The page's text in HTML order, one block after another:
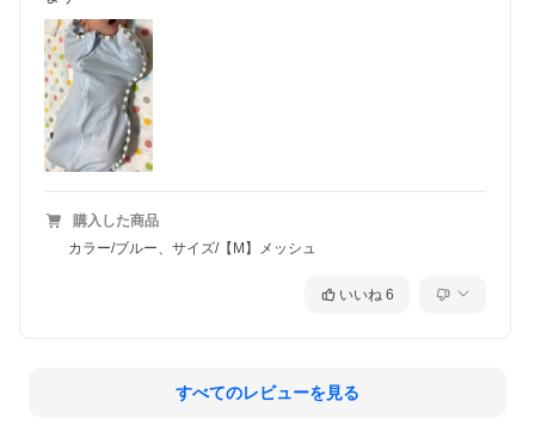
購入した商品
カラー/ブルー、サイズ/【M】メッシュ
いいね 6
すべてのレビューを見る